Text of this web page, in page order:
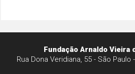
Fundação Arnaldo Vieira
Rua Dona Veridiana, 55 - São Paulo